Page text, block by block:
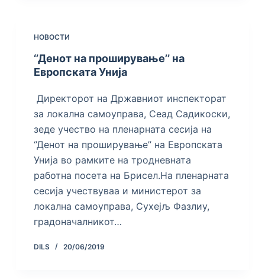
НОВОСТИ
‘’Денот на проширување’’ на
Европската Унија
Директорот на Државниот инспекторат
за локална самоуправа, Сеад Садикоски,
зеде учество на пленарната сесија на
‘’Денот на проширување’’ на Европската
Унија во рамките на тродневната
работна посета на Брисел.На пленарната
сесија учествуваа и министерот за
локална самоуправа, Сухејљ Фазлиу,
градоначалникот…
DILS 20/06/2019